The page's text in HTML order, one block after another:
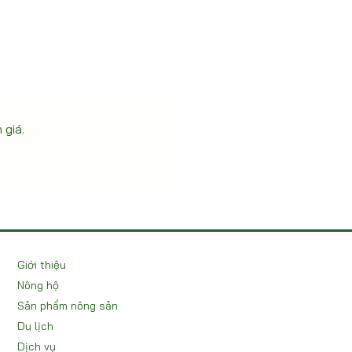
giá.
Giới thiệu
Nông hộ
Sản phẩm nông sản
Du lịch
Dịch vụ